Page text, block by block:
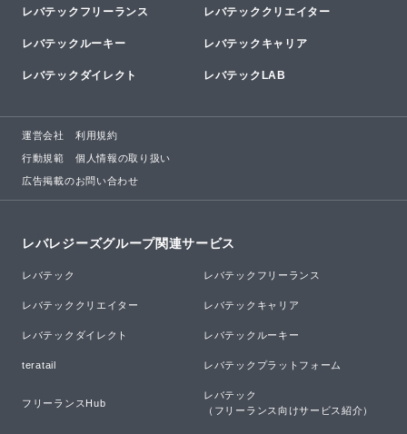
レバテックフリーランス レバテッククリエイター
レバテックルーキー レバテックキャリア
レバテックダイレクト レバテックLAB
運営会社 利用規約
行動規範 個人情報の取り扱い
広告掲載のお問い合わせ
レバレジーズグループ関連サービス
レバテック レバテックフリーランス
レバテッククリエイター レバテックキャリア
レバテックダイレクト レバテックルーキー
teratail レバテックプラットフォーム
フリーランスHub
レバテック
（フリーランス向けサービス紹介）